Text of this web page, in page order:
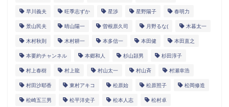
早川義夫 旺季志ずか 星渉 星野陽子 春明力
景山民夫 晴山陽一 曽根原久司 月野るな( 木暮太一
木村秋則 木村耕一 本多信一 本田健 本田直之
本要約チャンネル 本郷和人 杉山頴男 杉田淳子
村上春樹 村上龍 村山太一 村山斉 村瀬幸浩
村田沙耶香 東村アキコ 松原始 松原照子 松岡修造
松崎五三男 松平洋史子 松本人志 松村卓